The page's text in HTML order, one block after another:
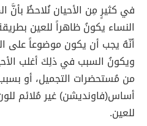
في كثيرٍ مِن الأحيان نُلاحظُ
النساء يكونُ ظاهراً للعين
أنّهُ يجب أن يكون موضوعاً على
ويكونُ السبب في ذلِكَ أغلب
من مُستحضرات التجميل، أو
أساس(فاونديشن) غير مُلائم
للعين.